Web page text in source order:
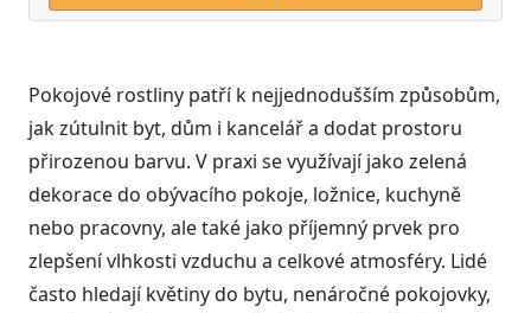
Pokojové rostliny patří k nejjednodušším způsobům,
jak zútulnit byt, dům i kancelář a dodat prostoru
přirozenou barvu. V praxi se využívají jako zelená
dekorace do obývacího pokoje, ložnice, kuchyně
nebo pracovny, ale také jako příjemný prvek pro
zlepšení vlhkosti vzduchu a celkové atmosféry. Lidé
často hledají květiny do bytu, nenáročné pokojovky,